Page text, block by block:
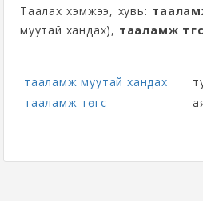
Таалах хэмжээ, хувь:
муутай хандах), тааламж төгс
тааламж муутай хандах
тааламж төгс